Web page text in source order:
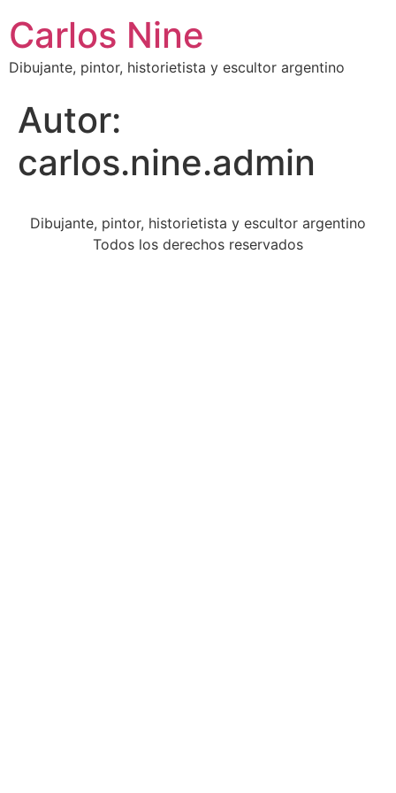
Carlos Nine
Dibujante, pintor, historietista y escultor argentino
Autor:
carlos.nine.admin
Dibujante, pintor, historietista y escultor argentino
Todos los derechos reservados